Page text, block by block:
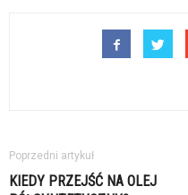
Poprzedni artykuł
KIEDY PRZEJŚĆ NA OLEJ